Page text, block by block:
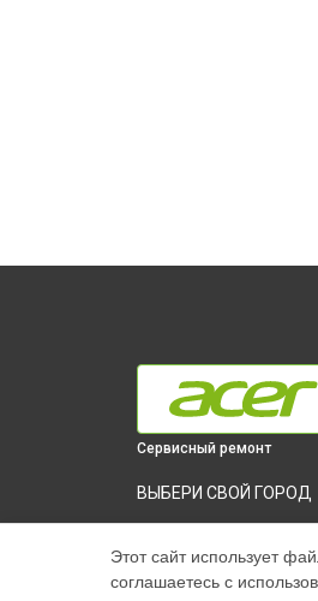
Сервисный ремонт
ВЫБЕРИ СВОЙ ГОРОД
max Acer в
Ремонт
Этот сайт использует
соглашаетесь с